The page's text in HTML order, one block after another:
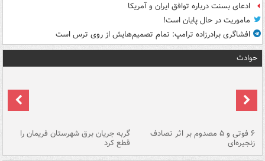
ادعای بسنت درباره توافق ایران و آمریکا
ماموریت در حال پایان است!
افشاگری برادرزاده ترامپ: تمام تصمیم‌هایش از روی ترس است
حوادث
۶ فوتی و ۵ مصدوم بر اثر تصادف
زنجیره‌ای
گربه جریان برق شهرستان فریمان را
قطع کرد